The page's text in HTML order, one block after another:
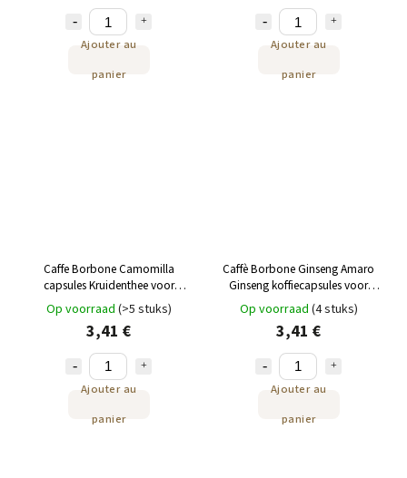
Ajouter au
panier
Ajouter au
panier
Caffe Borbone Camomilla
capsules Kruidenthee voor
Lavazza en Modo Mio 16 st
Op voorraad (>5 stuks)
3,41 €
Ajouter au
panier
Caffè Borbone Ginseng Amaro
Ginseng koffiecapsules voor
Lavazza en Modo Mio 16 stuks
Op voorraad (4 stuks)
3,41 €
Ajouter au
panier